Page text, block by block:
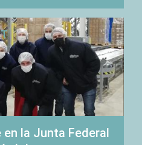
la Junta Federal